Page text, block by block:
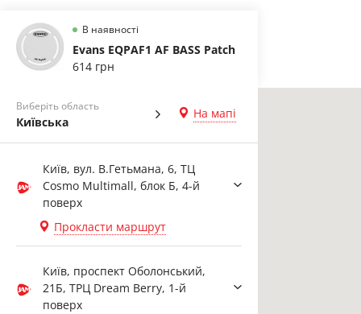
В наявності
Evans EQPAF1 AF BASS Patch
614 грн
Виберіть область
Київська
На мапі
Київ, вул. В.Гетьмана, 6, ТЦ
Cosmo Multimall, блок Б, 4-й
поверх
Прокласти маршрут
Київ, проспект Оболонський,
21Б, ТРЦ Dream Berry, 1-й
поверх